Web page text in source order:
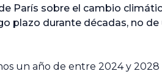
París sobre el cambio
plazo durante décadas, no de
un año de entre 2024 y 2028